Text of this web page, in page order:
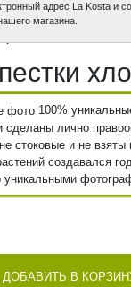
адрес La Kosta и
магазина.
100%
сделаны лично
стоковые и не взяты
создавался
уникальными
ДОБАВИТЬ В